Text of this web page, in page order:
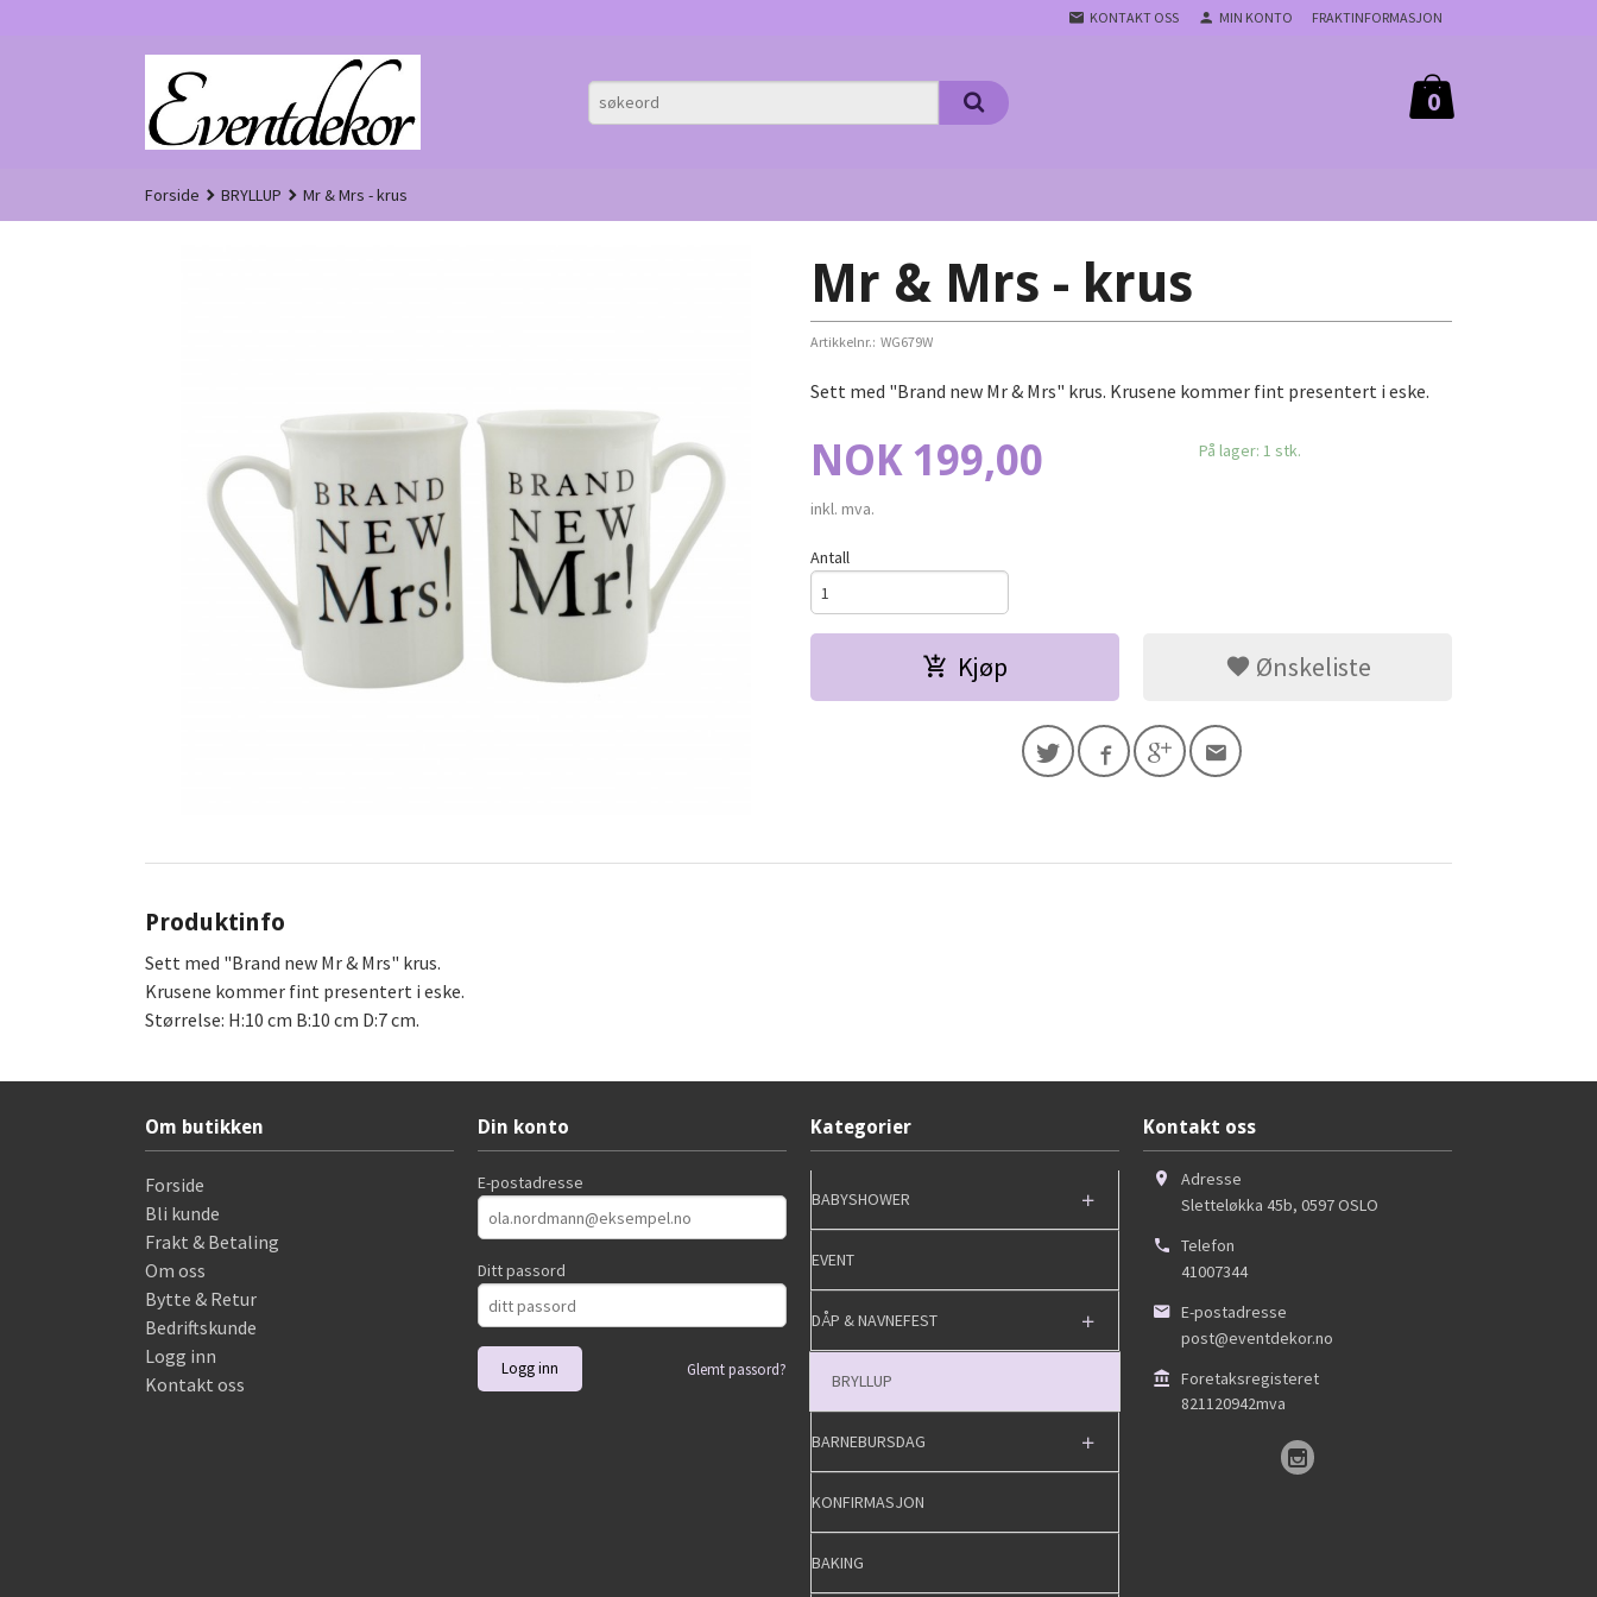
KONTAKT OSS MIN KONTO FRAKTINFORMASJON
0
Forside BRYLLUP Mr & Mrs - krus
Mr & Mrs - krus
Artikkelnr.: WG679W
Sett med "Brand new Mr & Mrs" krus. Krusene kommer fint presentert i eske.
Pris
NOK 199,00
inkl. mva.
På lager: 1 stk.
Antall
Kjøp Ønskeliste
Produktinfo
Sett med "Brand new Mr & Mrs" krus.
Krusene kommer fint presentert i eske.
Størrelse: H:10 cm B:10 cm D:7 cm.
Om butikken
Forside
Bli kunde
Frakt & Betaling
Om oss
Bytte & Retur
Bedriftskunde
Logg inn
Kontakt oss
Din konto
E-postadresse
Ditt passord
Glemt passord?
Kategorier
BABYSHOWER
EVENT
DÅP & NAVNEFEST
BRYLLUP
BARNEBURSDAG
KONFIRMASJON
BAKING
Kontakt oss
Adresse
Sletteløkka 45b, 0597OSLO
Telefon
41007344
E-postadresse
post@eventdekor.no
Foretaksregisteret
821120942mva